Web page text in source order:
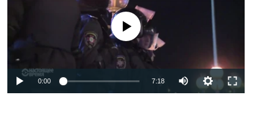
No media source currently available
0:00 7:18